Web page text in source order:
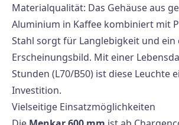
Materialqualität: Das Gehäuse aus
Aluminium in Kaffee kombiniert mit
Stahl sorgt für Langlebigkeit und ein
Erscheinungsbild. Mit einer
Stunden (L70/B50) ist diese Leuchte
Investition.
Vielseitige Einsatzmöglichkeiten